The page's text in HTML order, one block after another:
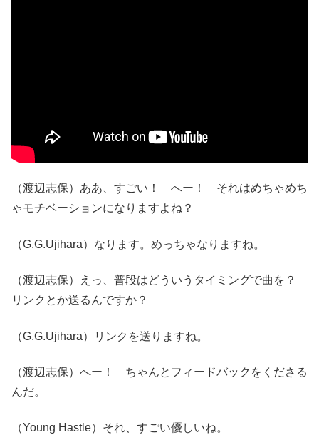
（渡辺志保）ああ、すごい！ へー！ それはめちゃめち
ゃモチベーションになりますよね？
（G.G.Ujihara）なります。めっちゃなりますね。
（渡辺志保）えっ、普段はどういうタイミングで曲を？
リンクとか送るんですか？
（G.G.Ujihara）リンクを送りますね。
（渡辺志保）へー！ ちゃんとフィードバックをくださる
んだ。
（Young Hastle）それ、すごい優しいね。